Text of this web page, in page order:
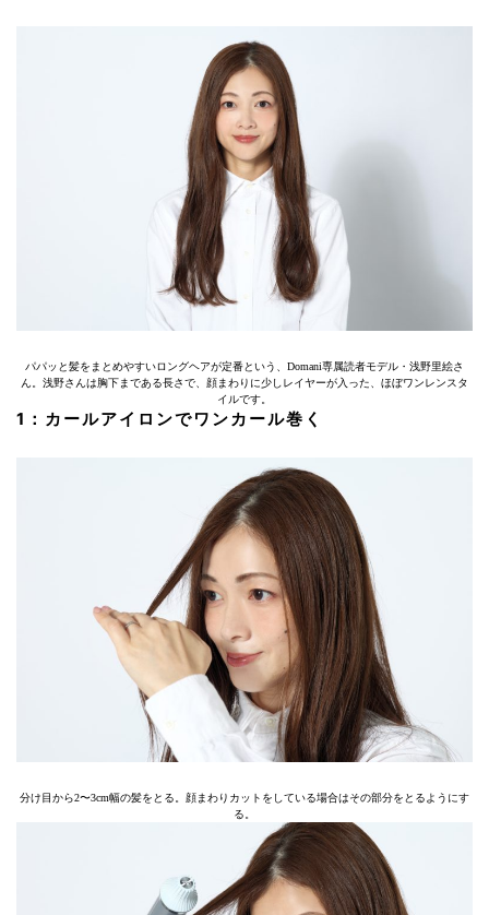
パパッと髪をまとめやすいロングヘアが定番という、Domani専属読者モデル・浅野里絵さ
ん。浅野さんは胸下まである長さで、顔まわりに少しレイヤーが入った、ほぼワンレンスタ
イルです。
1：カールアイロンでワンカール巻く
分け目から2〜3cm幅の髪をとる。顔まわりカットをしている場合はその部分をとるようにす
る。